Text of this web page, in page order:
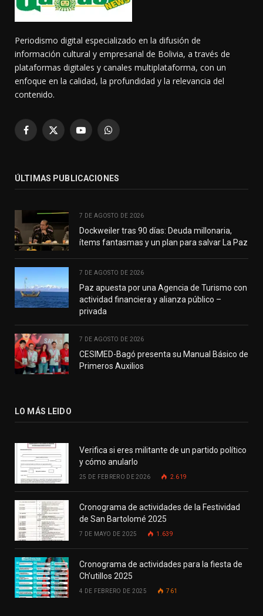
Periodismo digital especializado en la difusión de
información cultural y empresarial de Bolivia, a través de
plataformas digitales y canales multiplataforma, con un
enfoque en la calidad, la profundidad y la relevancia del
contenido.
Facebook
X
YouTubeWhatsApp
ÚLTIMAS PUBLICACIONES
7 DE AGOSTO DE 2026
Dockweiler tras 90 días: Deuda millonaria,
ítems fantasmas y un plan para salvar La Paz
7 DE AGOSTO DE 2026
Paz apuesta por una Agencia de Turismo con
actividad financiera y alianza público –
privada
7 DE AGOSTO DE 2026
CESIMED-Bagó presenta su Manual Básico de
Primeros Auxilios
LO MÁS LEIDO
Verifica si eres militante de un partido político
y cómo anularlo
25 DE FEBRERO DE 2026 2.619
Cronograma de actividades de la Festividad
de San Bartolomé 2025
7 DE MAYO DE 2025 1.639
Cronograma de actividades para la fiesta de
Ch’utillos 2025
4 DE FEBRERO DE 2025 761